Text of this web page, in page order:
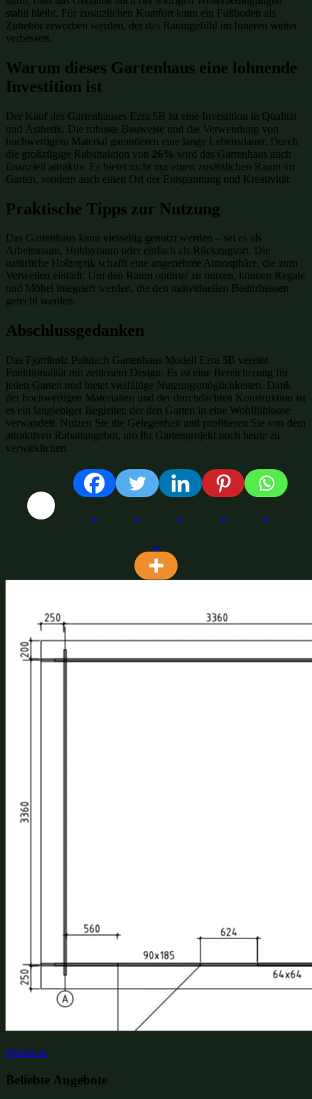
stabil bleibt. Für zusätzlichen Komfort kann ein Fußboden als
Zubehör erworben werden, der das Raumgefühl im Inneren weiter
verbessert.
Warum dieses Gartenhaus eine lohnende
Investition ist
Der Kauf des Gartenhauses Ezra 5B ist eine Investition in Qualität
und Ästhetik. Die robuste Bauweise und die Verwendung von
hochwertigem Material garantieren eine lange Lebensdauer. Durch
die großzügige Rabattaktion von 26% wird das Gartenhaus auch
finanziell attraktiv. Es bietet nicht nur einen zusätzlichen Raum im
Garten, sondern auch einen Ort der Entspannung und Kreativität.
Praktische Tipps zur Nutzung
Das Gartenhaus kann vielseitig genutzt werden – sei es als
Arbeitsraum, Hobbyraum oder einfach als Rückzugsort. Die
natürliche Holzoptik schafft eine angenehme Atmosphäre, die zum
Verweilen einlädt. Um den Raum optimal zu nutzen, können Regale
und Möbel integriert werden, die den individuellen Bedürfnissen
gerecht werden.
Abschlussgedanken
Das Fjordholz Pultdach Gartenhaus Modell Ezra 5B vereint
Funktionalität mit zeitlosem Design. Es ist eine Bereicherung für
jeden Garten und bietet vielfältige Nutzungsmöglichkeiten. Dank
der hochwertigen Materialien und der durchdachten Konstruktion ist
es ein langlebiger Begleiter, der den Garten in eine Wohlfühloase
verwandelt. Nutzen Sie die Gelegenheit und profitieren Sie von dem
attraktiven Rabattangebot, um Ihr Gartenprojekt noch heute zu
verwirklichen.
Merkliste:
Beliebte Angebote